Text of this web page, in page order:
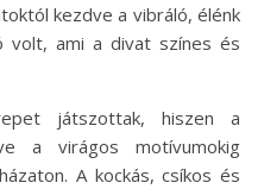
kezdve a vibráló, élénk
volt, ami a divat színes és
játszottak, hiszen a
a virágos motívumokig
A kockás, csíkos és